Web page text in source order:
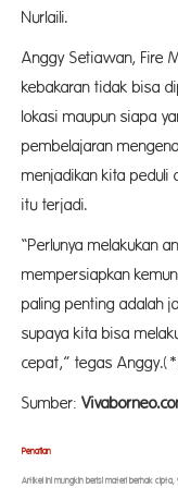
Nurlaili.
Anggy Setiawan, Fire
kebakaran tidak bisa
lokasi maupun siapa
pembelajaran
menjadikan kita peduli
itu terjadi.
“Perlunya melakukan
mempersiapkan
paling penting adalah
supaya kita bisa
cepat,” tegas
Sumber:
Penafian
Artikel ini mungkin berisi materi berhak